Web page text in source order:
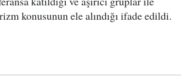
konusunun ele alındığı ifade edildi.